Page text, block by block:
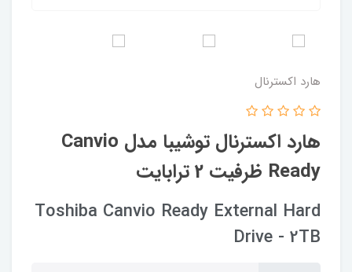
هارد اکسترنال
هارد اکسترنال توشیبا مدل Canvio
Ready ظرفیت 2 ترابایت
Toshiba Canvio Ready External Hard
Drive - 2TB